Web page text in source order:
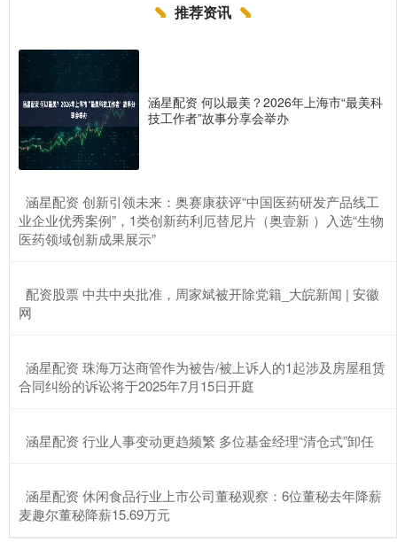
推荐资讯
涵星配资 何以最美？2026年上海市“最美科
技工作者”故事分享会举办
​涵星配资 创新引领未来：奥赛康获评“中国医药研发产品线工
业企业优秀案例”，1类创新药利厄替尼片（奥壹新 ）入选“生物
医药领域创新成果展示”
​配资股票 中共中央批准，周家斌被开除党籍_大皖新闻 | 安徽
网
​涵星配资 珠海万达商管作为被告/被上诉人的1起涉及房屋租赁
合同纠纷的诉讼将于2025年7月15日开庭
​涵星配资 行业人事变动更趋频繁 多位基金经理“清仓式”卸任
​涵星配资 休闲食品行业上市公司董秘观察：6位董秘去年降薪
麦趣尔董秘降薪15.69万元